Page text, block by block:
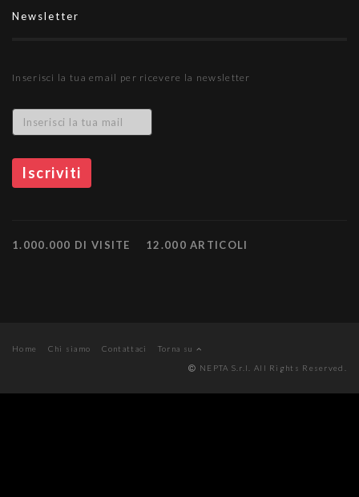
Newsletter
Inserisci la tua email per ricevere la newsletter
1.000.000 DI VISITE 12.000 ARTICOLI
Home Chi siamo Contattaci
Torna su
NEPTA S.r.l. All Rights Reserved.